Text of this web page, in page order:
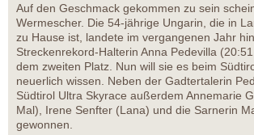
Auf den Geschmack gekommen zu sein
Wermescher. Die 54-jährige Ungarin, die in
zu Hause ist, landete im vergangenen Jahr
Streckenrekord-Halterin Anna Pedevilla
dem zweiten Platz. Nun will sie es beim
neuerlich wissen. Neben der Gadtertalerin
Südtirol Ultra Skyrace außerdem Annemarie
Mal), Irene Senfter (Lana) und die Sarnerin
gewonnen.